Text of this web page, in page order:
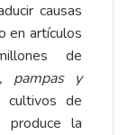
causas
en artículos
de
pampas y
cultivos de
la